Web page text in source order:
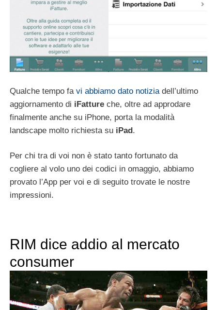
Qualche tempo fa vi abbiamo dato notizia dell’ultimo
aggiornamento di iFatture che, oltre ad approdare
finalmente anche su iPhone, porta la modalità
landscape molto richiesta su iPad.
Per chi tra di voi non è stato tanto fortunato da
cogliere al volo uno dei codici in omaggio, abbiamo
provato l’App per voi e di seguito trovate le nostre
impressioni.
RIM dice addio al mercato
consumer